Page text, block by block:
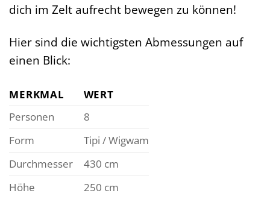
dich im Zelt aufrecht bewegen zu können!
Hier sind die wichtigsten Abmessungen auf
einen Blick:
MERKMAL
WERT
Personen
8
Form
Tipi / Wigwam
Durchmesser
430 cm
Höhe
250 cm